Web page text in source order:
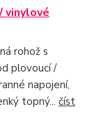
vinylové
rohož s
plovoucí /
napojení,
topný... číst